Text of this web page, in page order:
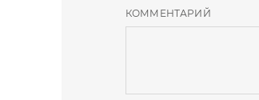
КОММЕНТАРИЙ